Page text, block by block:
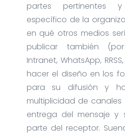
partes pertinentes
específico de la
en qué otros medios
publicar también
Intranet, WhatsApp,
hacer el diseño en los
para su difusión y
multiplicidad de
entrega del mensaje y
parte del receptor.